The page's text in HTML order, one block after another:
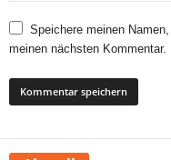
Speichere meinen
meinen nächsten Kommentar.